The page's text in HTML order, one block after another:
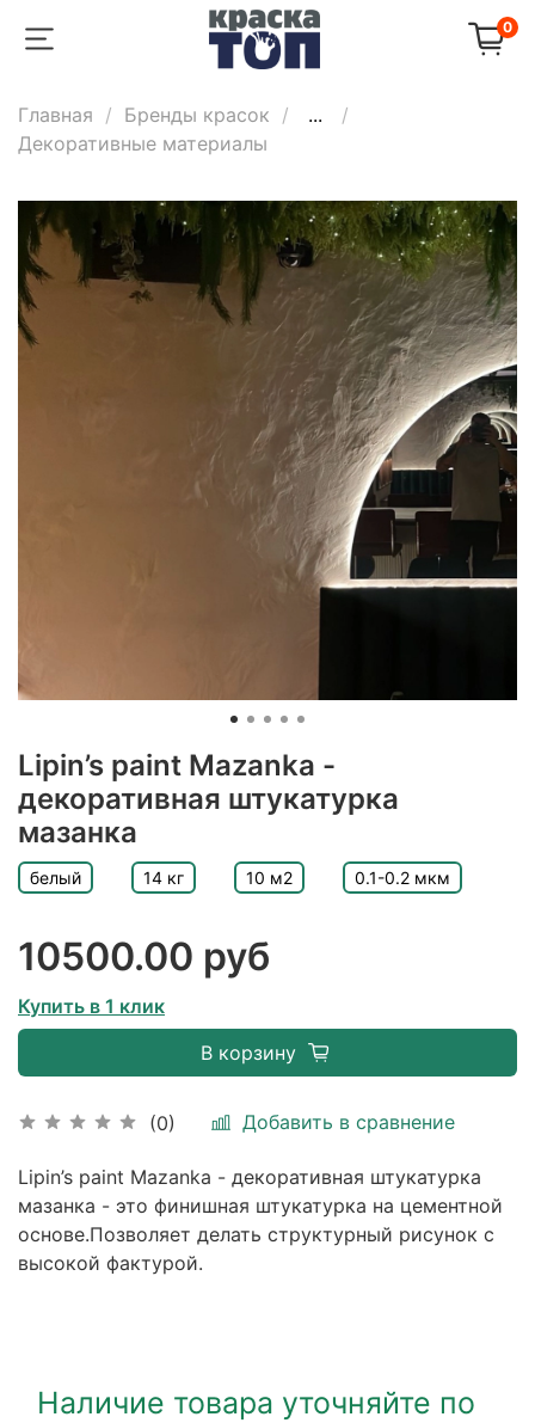
0
Главная Бренды красок
...
Декоративные материалы
Lipin’s paint Mazanka -
декоративная штукатурка
мазанка
(0) Добавить в сравнение
белый 14 кг 10 м2 0.1-0.2 мкм
10500.00 руб
Купить в 1 клик
В корзину
Lipin’s paint Mazanka - декоративная штукатурка
мазанка - это финишная штукатурка на цементной
основе.Позволяет делать структурный рисунок с
высокой фактурой.
Наличие товара уточняйте по